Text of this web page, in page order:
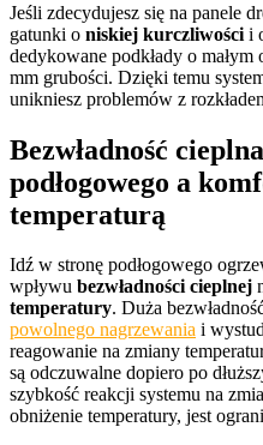
Jeśli zdecydujesz się na panele
gatunki o niskiej kurczliwości i
dedykowane podkłady o
mm grubości. Dzięki temu
unikniesz problemów z
Bezwładność
podłogowego a
temperaturą
Idź w stronę podłogowego
wpływu bezwładności cieplnej
temperatury. Duża
powolnego nagrzewania i
reagowanie na zmiany
są odczuwalne dopiero po
szybkość reakcji systemu na
obniżenie temperatury, jest